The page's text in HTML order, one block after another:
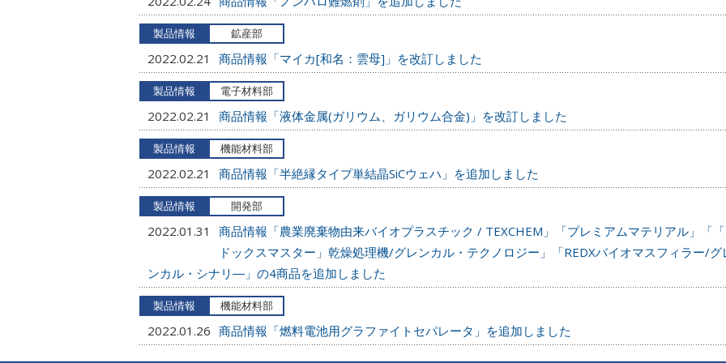
2022.02.21 商品情報「マイカ[和名：雲母]」を改訂しました
2022.02.21 商品情報「液体金属(ガリウム、ガリウム合金)」を改訂しました
2022.02.21 商品情報「半絶縁タイプ単結晶SiCウェハ」を追加しました
2022.01.31
商品情報「農業廃棄物由来バイオプラスチック / TEXCHEM」「プレミアムマテリアル」「
ドックスマスター」乾燥処理機/グレンカル・テクノロジー」「REDXバイオマスフィラー/グ
ンカル・シナリ―」の4商品を追加しました
2022.01.26 商品情報「燃料電池用グラファイトセパレータ」を追加しました